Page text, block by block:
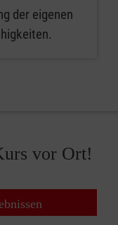
der eigenen
vor Ort!